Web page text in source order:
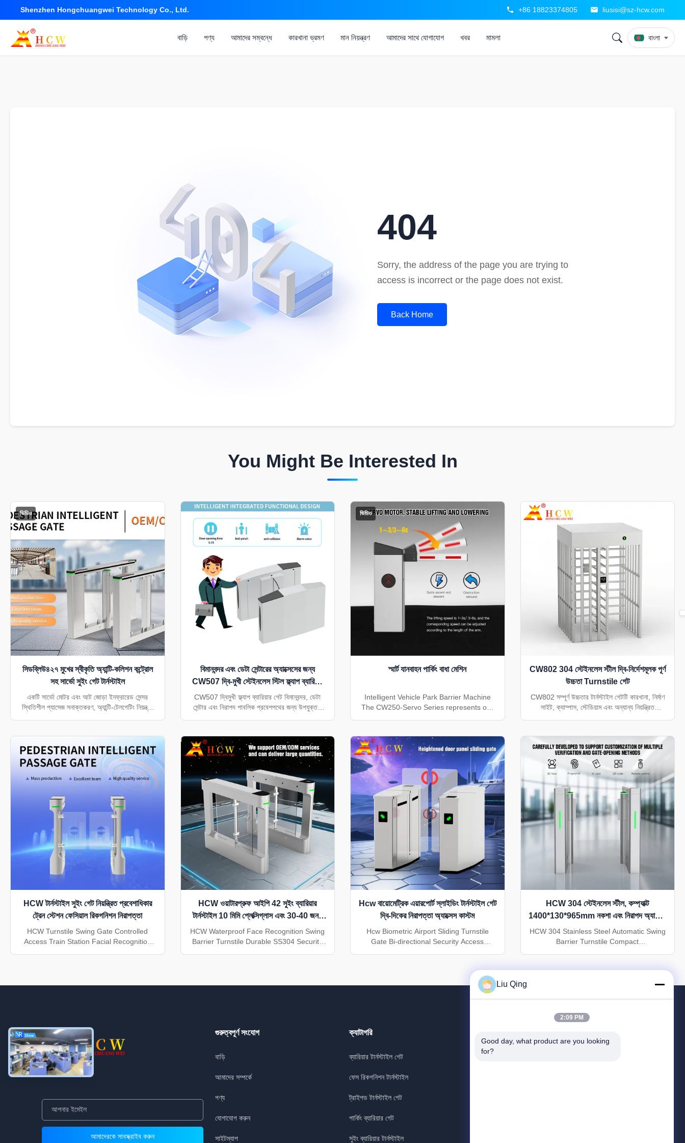
Shenzhen Hongchuangwei Technology Co., Ltd. +86 18823374805 liusisi@sz-hcw.com
বাড়ি পণ্য আমাদের সম্বন্ধে কারখানা ভ্রমণ মান নিয়ন্ত্রণ আমাদের সাথে যোগাযোগ খবর মামলা বাংলা
404
Sorry, the address of the page you are trying to
access is incorrect or the page does not exist.
Back Home
You Might Be Interested In
ভিডিও
সিডব্লিউ৪২৭ মুখের স্বীকৃতি অ্যান্টি-কলিশন কন্ট্রোল
সহ সার্ভো সুইং গেট টার্নস্টাইল
একটি সার্ভো মোটর এবং আট জোড়া ইনফ্রারেড সেন্সর
স্থিতিশীল প্যাসেজ সনাক্তকরণ, অ্যান্টি-টেলগেটিং নিয়ন্ত্রণ
900 মিমি পর্যন্ত স্ট্যান্ডার্ড লেন বা প্রশস্ত অ্যাক্সেসযোগ্য
জন্য কনফিগার করা যেতে পারে
বিমানবন্দর এবং ডেটা সেন্টারের অ্যাক্সেসের জন্য
CW507 দ্বি-মুখী স্টেইনলেস স্টিল ফ্ল্যাপ ব্যারিয়ার
গেট
CW507 দ্বিমুখী ফ্ল্যাপ ব্যারিয়ার গেট বিমানবন্দর, ডেটা
সেন্টার এবং নিরাপদ পাবলিক প্রবেশপথের জন্য উপযুক্ত।
ভিডিও
স্মার্ট যানবাহন পার্কিং বাধা মেশিন
Intelligent Vehicle Park Barrier Machine
The CW250-Servo Series represents our
speed, stability, and reliability for modern
parking facility requirements. Advanced
Design & Construction Featuring an
elegant aesthetic ...
CW802 304 স্টেইনলেস স্টীল দ্বি-নির্দেশমূলক পূর্ণ
উচ্চতা Turnstile গেট
CW802 সম্পূর্ণ উচ্চতার টার্নস্টাইল গেটটি কারখানা, নির্মাণ
সাইট, ক্যাম্পাস, স্টেডিয়াম এবং অন্যান্য নিয়ন্ত্রিত
600 মিমি উত্তরণ প্রস্থ এবং দ্বি-দিকনির্দেশক অপারেশন
নির্ভরযোগ্য নিরাপত্তা প্রদান করে
HCW টার্নস্টাইল সুইং গেট নিয়ন্ত্রিত প্রবেশাধিকার
ট্রেন স্টেশন ফেসিয়াল রিকগনিশন নিরাপত্তা
HCW Turnstile Swing Gate Controlled
Access Train Station Facial Recognition
HCW ওয়াটারপ্রুফ আইপি 42 সুইং ব্যারিয়ার
টার্নস্টাইল 10 মিমি প্লেক্সিগ্লাস এবং 30-40 জন /
মিনিট থ্রুপুট নিরাপদ অ্যাক্সেস নিয়ন্ত্রণের জন্য
HCW Waterproof Face Recognition Swing
Barrier Turnstile Durable SS304 Security
Hcw বায়োমেট্রিক এয়ারপোর্ট স্লাইডিং টার্নস্টাইল গেট
দ্বি-দিকের নিরাপত্তা অ্যাক্সেস কাস্টম
Hcw Biometric Airport Sliding Turnstile
Gate Bi-directional Security Access
turnstile gate SS304 designed for
demanding access control environments.
Built with a robust 304 stainless steel
HCW 304 স্টেইনলেস স্টীল, কম্প্যাক্ট
1400*130*965mm নকশা এবং নিরাপদ অ্যাক্সেস
নিয়ন্ত্রণের জন্য 1 বছরের ওয়ারেন্টি
HCW 304 Stainless Steel Automatic Swing
Barrier Turnstile Compact
Overview The HCW CW429 is a premium
and ...
গুরুত্বপূর্ণ সংযোগ
বাড়ি
আমাদের সম্পর্কে
পণ্য
যোগাযোগ করুন
সাইটম্যাপ
ক্যাটাগরি
ব্যারিয়ার টার্নস্টাইল গেট
ফেস রিকগনিশন টার্নস্টাইল
ট্রাইপড টার্নস্টাইল গেট
পার্কিং ব্যারিয়ার গেট
সুইং ব্যারিয়ার টার্নস্টাইল
Liu Qing
2:09 PM
Good day, what product are you looking
for?